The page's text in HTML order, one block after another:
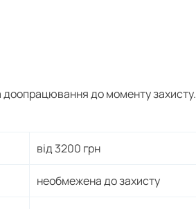
до моменту захисту.
від 3200 грн
необмежена до захисту